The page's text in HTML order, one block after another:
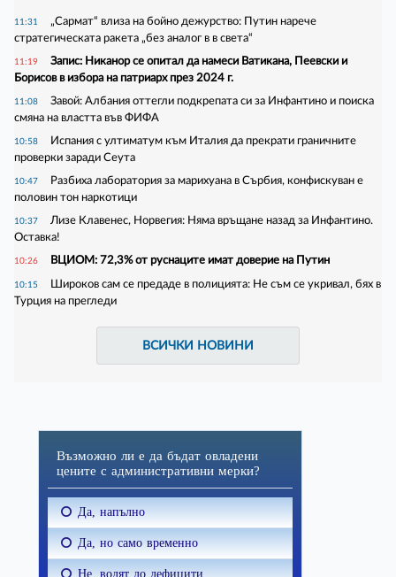
11:31
„Сармат“ влиза на бойно дежурство: Путин нарече
стратегическата ракета „без аналог в в света“
11:19
Запис: Никанор се опитал да намеси Ватикана, Пеевски и
Борисов в избора на патриарх през 2024 г.
11:08
Завой: Албания оттегли подкрепата си за Инфантино и поиска
смяна на властта във ФИФА
10:58
Испания с ултиматум към Италия да прекрати граничните
проверки заради Сеута
10:47
Разбиха лаборатория за марихуана в Сърбия, конфискуван е
половин тон наркотици
10:37
Лизе Клавенес, Норвегия: Няма връщане назад за Инфантино.
Оставка!
10:26 ВЦИОМ: 72,3% от руснаците имат доверие на Путин
10:15
Широков сам се предаде в полицията: Не съм се укривал, бях в
Турция на прегледи
ВСИЧКИ НОВИНИ